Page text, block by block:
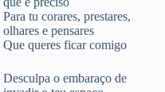
Para tu corares, prestares,
olhares e pensares
Que queres ficar comigo
Desculpa o embaraço de